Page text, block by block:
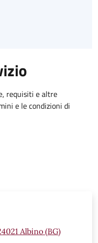
requisiti e altre
e le condizioni di
Albino (BG)